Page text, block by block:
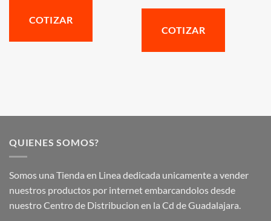
COTIZAR
COTIZAR
QUIENES SOMOS?
Somos una Tienda en Linea dedicada unicamente a vender
nuestros productos por internet embarcandolos desde
nuestro Centro de Distribucion en la Cd de Guadalajara.